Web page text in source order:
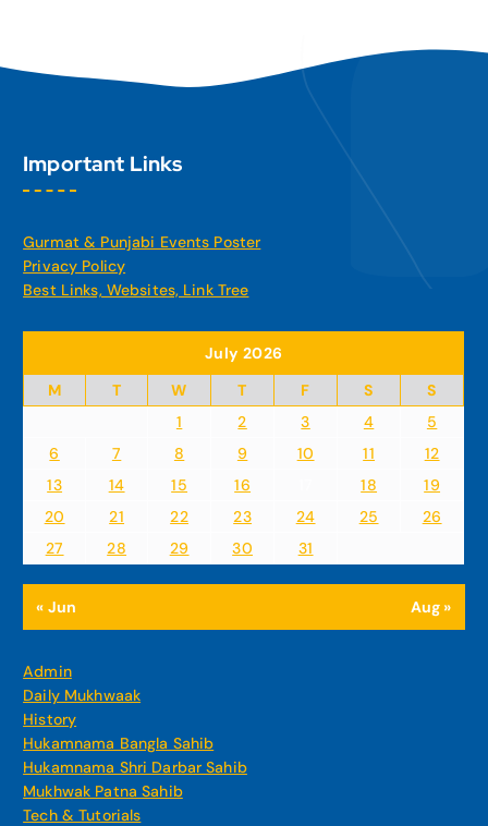
Important Links
Gurmat & Punjabi Events Poster
Privacy Policy
Best Links, Websites, Link Tree
July 2026
M
T W T F S
S
1
2 3 4
5
6
7 8 9 10 11
12
13
14 15 16 18
19
20
21 22 23 24 25
26
27
28 29 30 31
« Jun Aug »
Admin
Daily Mukhwaak
History
Hukamnama Bangla Sahib
Hukamnama Shri Darbar Sahib
Mukhwak Patna Sahib
Tech & Tutorials